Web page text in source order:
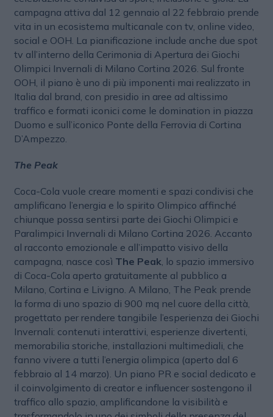
campagna attiva dal 12 gennaio al 22 febbraio prende
vita in un ecosistema multicanale con tv, online video,
social e OOH. La pianificazione include anche due spot
tv all’interno della Cerimonia di Apertura dei Giochi
Olimpici Invernali di Milano Cortina 2026. Sul fronte
OOH, il piano è uno di più imponenti mai realizzato in
Italia dal brand, con presidio in aree ad altissimo
traffico e formati iconici come le domination in piazza
Duomo e sull’iconico Ponte della Ferrovia di Cortina
D’Ampezzo.
The Peak
Coca-Cola vuole creare momenti e spazi condivisi che
amplificano l’energia e lo spirito Olimpico affinché
chiunque possa sentirsi parte dei Giochi Olimpici e
Paralimpici Invernali di Milano Cortina 2026. Accanto
al racconto emozionale e all’impatto visivo della
campagna, nasce così The Peak , lo spazio immersivo
di Coca-Cola aperto gratuitamente al pubblico a
Milano, Cortina e Livigno. A Milano, The Peak prende
la forma di uno spazio di 900 mq nel cuore della città,
progettato per rendere tangibile l’esperienza dei Giochi
Invernali: contenuti interattivi, esperienze divertenti,
memorabilia storiche, installazioni multimediali, che
fanno vivere a tutti l’energia olimpica (aperto dal 6
febbraio al 14 marzo). Un piano PR e social dedicato e
il coinvolgimento di creator e influencer sostengono il
traffico allo spazio, amplificandone la visibilità e